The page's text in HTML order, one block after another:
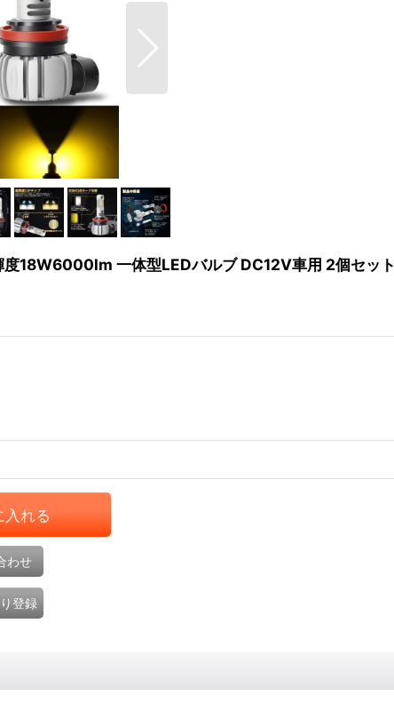
18W6000lm 一体型LEDバルブ DC12V車用 2個セット
入れる
わせ
登録